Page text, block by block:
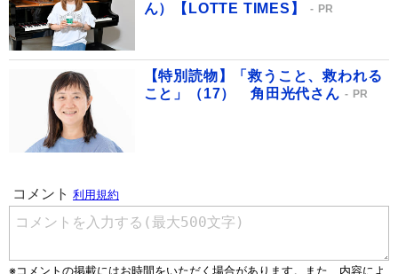
ん）【LOTTE TIMES】
PR
【特別読物】「救うこと、救われる
こと」（17） 角田光代さん
PR